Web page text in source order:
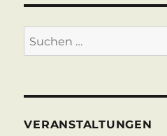
Suche
nach:
VERANSTALTUNGEN